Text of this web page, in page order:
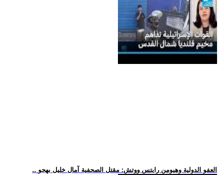
.. العفو الدولية وهيومن رايتس ووتش: مقتل الصحفية آمال خليل بهجو